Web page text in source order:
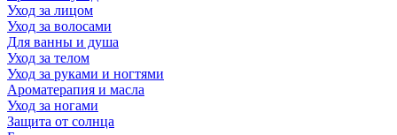
Уход за лицом
Уход за волосами
Для ванны и душа
Уход за телом
Уход за руками и ногтями
Ароматерапия и масла
Уход за ногами
Защита от солнца